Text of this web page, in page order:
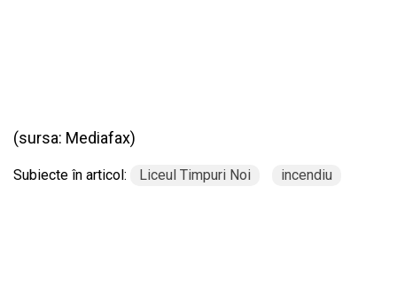
(sursa: Mediafax)
Subiecte în articol: Liceul Timpuri Noi incendiu